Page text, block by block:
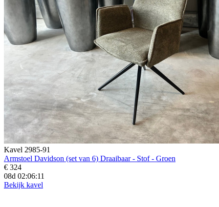
Kavel 2985-91
Armstoel Davidson (set van 6) Draaibaar - Stof - Groen
€ 324
08d 02:06:09
Bekijk kavel